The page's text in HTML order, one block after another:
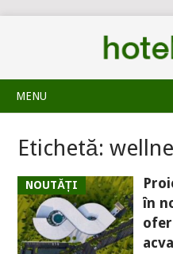
MENU
Etichetă:
NOUTĂȚI
în